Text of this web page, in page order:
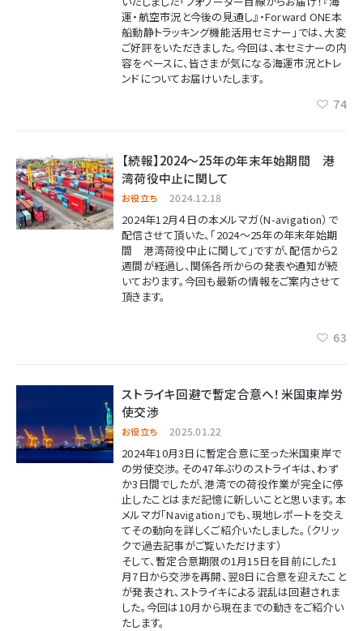
運・航空市況と今後の見通し』・Forward ONE本
船動静トラッキング機能活用セミナー」 では、大変
ご好評をいただきました。今回は、本セミナーの内
容をベースに、皆さまが気になる海運市況とトレ
ンドについてお届けいたします。
74
【続報】2024～25年の年末年始期間 港
湾荷役中止に関して
お役立ち 2024.12.18
2024年12月４日の本メルマガ（N-avigation）で
配信させて頂いた、 「2024～25年の年末年始期
間 港湾荷役中止に関して」ですが、配信から２
週間が経過し、関係各所からの発表や通知が続
いております。今回も最新の情報をご案内させて
頂きます。
63
ストライキ回避で暫定合意へ！米国東岸労
使交渉
お役立ち 2025.01.22
2024年10月3日に暫定合意に至った米国東岸で
の労使交渉。その47年ぶりのストライキは、わず
か3日間でしたが、港湾での荷役作業が完全に停
止したことはまだ記憶に新しいことと思います。 本
メルマガ「Navigation」でも、現地レポートを交え
てその動向を詳しくご紹介いたしました。（クリッ
クで過去記事がご覧いただけます）
そして、暫定合意期限の1月15日を目前にした1
月7日から交渉を再開、翌8日に合意を迎えたこと
が発表され、ストライキによる混乱は回避されま
した。今回は10月から現在までの動きをご紹介い
たします。